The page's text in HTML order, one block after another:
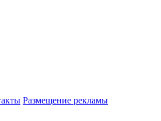
Размещение рекламы